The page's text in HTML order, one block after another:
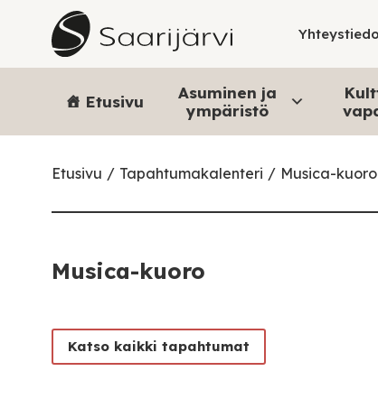
Skip to content
Etusivu
Asuminen ja
ympäristö
Etusivu Tapahtumakalenteri Musica-kuoro
Musica-kuoro
Katso kaikki tapahtumat